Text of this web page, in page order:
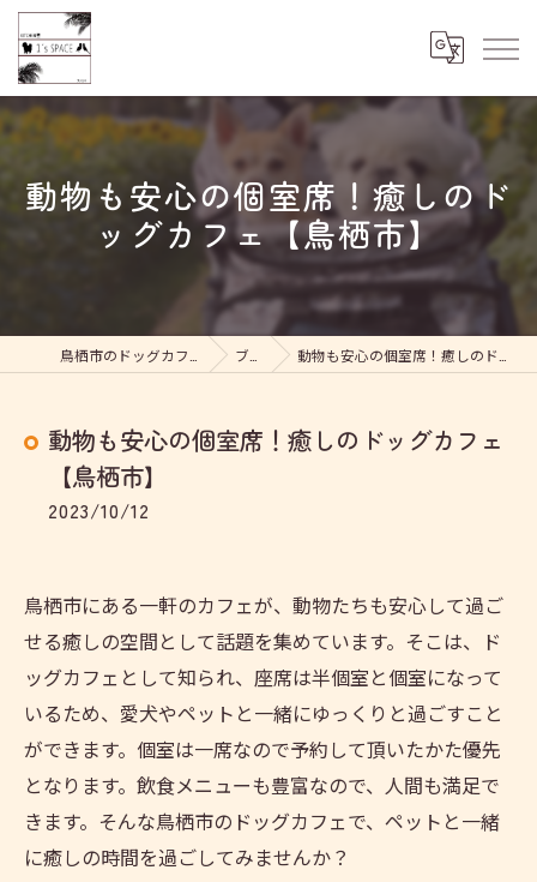
動物も安心の個室席！癒しのド
ッグカフェ【鳥栖市】
ブログ 動物も安心の個室席！癒しのドッグカフェ【鳥栖市】
動物も安心の個室席！癒しのドッグカフェ
【鳥栖市】
2023/10/12
鳥栖市にある一軒のカフェが、動物たちも安心して過ご
せる癒しの空間として話題を集めています。そこは、ド
ッグカフェとして知られ、座席は半個室と個室になって
いるため、愛犬やペットと一緒にゆっくりと過ごすこと
ができます。個室は一席なので予約して頂いたかた優先
となります。飲食メニューも豊富なので、人間も満足で
きます。そんな鳥栖市のドッグカフェで、ペットと一緒
に癒しの時間を過ごしてみませんか？